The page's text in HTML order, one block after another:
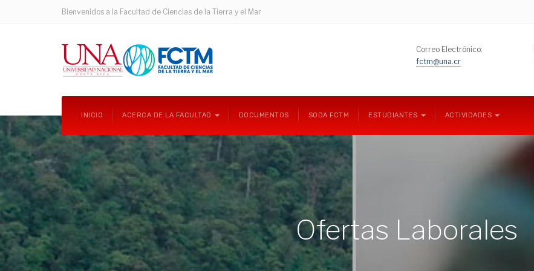
Bienvenidos a la Facultad de Ciencias de la Tierra y el Mar
Correo Electrónico:
fctm@una.cr
INICIO ACERCA DE LA FACULTAD DOCUMENTOS SODA FCTM ESTUDIANTES ACTIVIDADES
Ofertas Laborales